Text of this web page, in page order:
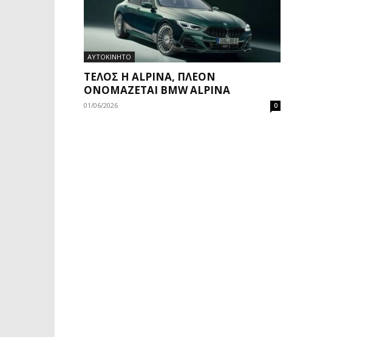
ΑΥΤΟΚΙΝΗΤΟ
ΤΈΛΟΣ Η ALPINA, ΠΛΈΟΝ
ΟΝΟΜΆΖΕΤΑΙ BMW ALPINA
01/06/2026 0